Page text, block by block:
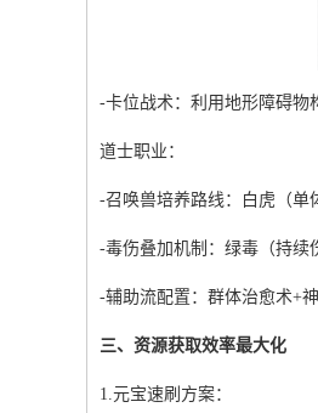
-卡位战术：利用地形障碍物
道士职业：
-召唤兽培养路线：白虎（
-毒伤叠加机制：绿毒（持续
-辅助流配置：群体治愈术+
三、资源获取效率最大化
1.元宝速刷方案：